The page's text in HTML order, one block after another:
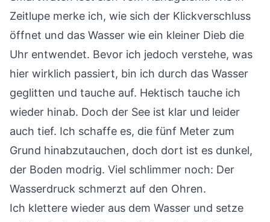
Zeitlupe merke ich, wie sich der Klickverschluss
öffnet und das Wasser wie ein kleiner Dieb die
Uhr entwendet. Bevor ich jedoch verstehe, was
hier wirklich passiert, bin ich durch das Wasser
geglitten und tauche auf. Hektisch tauche ich
wieder hinab. Doch der See ist klar und leider
auch tief. Ich schaffe es, die fünf Meter zum
Grund hinabzutauchen, doch dort ist es dunkel,
der Boden modrig. Viel schlimmer noch: Der
Wasserdruck schmerzt auf den Ohren.
Ich klettere wieder aus dem Wasser und setze